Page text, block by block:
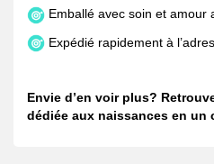
Emballé avec soin et amour
Expédié rapidement à
Envie d’en voir plus?
dédiée aux naissances en un